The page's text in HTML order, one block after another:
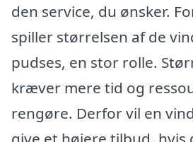
den service, du ønsker.
spiller størrelsen af de
pudses, en stor rolle.
kræver mere tid og
rengøre. Derfor vil en